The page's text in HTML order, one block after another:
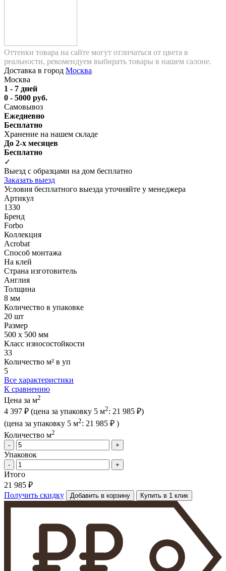
Оттенки товара на сайте могут отличаться от цвета в
реальности, рекомендуем выбирать товары в нашем салоне.
Доставка в город Москва
Москва
1 - 7 дней
0 - 5000 руб.
Самовывоз
Ежедневно
Бесплатно
Хранение на нашем складе
До 2-х месяцев
Бесплатно
✓
Выезд с образцами на дом бесплатно
Заказать выезд
Условия бесплатного выезда уточняйте у менеджера
Артикул
1330
Бренд
Forbo
Коллекция
Acrobat
Способ монтажа
На клей
Страна изготовитель
Англия
Толщина
8 мм
Количество в упаковке
20 шт
Размер
500 x 500 мм
Класс износостойкости
33
Количество м² в уп
5
Все характеристики
К сравнению
Цена за м2
4 397 ₽ (цена за упаковку 5 м2: 21 985 ₽)
(цена за упаковку 5 м2: 21 985 ₽ )
Количество м2
-
+
Упаковок
- +
Итого
21 985 ₽
Получить скидку
Добавить в корзину Купить в 1 клик